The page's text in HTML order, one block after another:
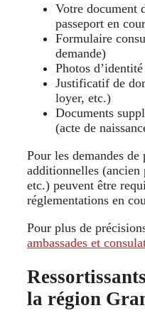
Votre document
passeport en
Formulaire
demande)
Photos
Justificatif de
loyer, etc.)
Documents
(acte de
Pour les demandes de
additionnelles (ancien
etc.) peuvent être
réglementations en
Pour plus de
ambassades et
la région